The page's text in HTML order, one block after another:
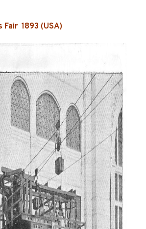
Fair 1893 (USA)